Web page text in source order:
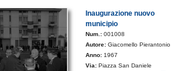
Inaugurazione nuovo
municipio
Num.:001008
Autore:Giacomello Pierantonio
Anno: 1967
Via:Piazza San Daniele